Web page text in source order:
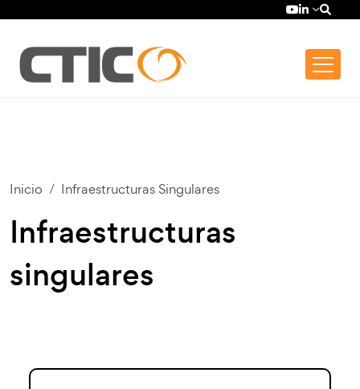
Pasar al contenido principal
Top bar menu YouTube
LinkedIn
Inicio Infraestructuras Singulares
Infraestructuras
singulares